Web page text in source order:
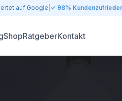
auf Google ✓ 98%
ShopRatgeberKontakt